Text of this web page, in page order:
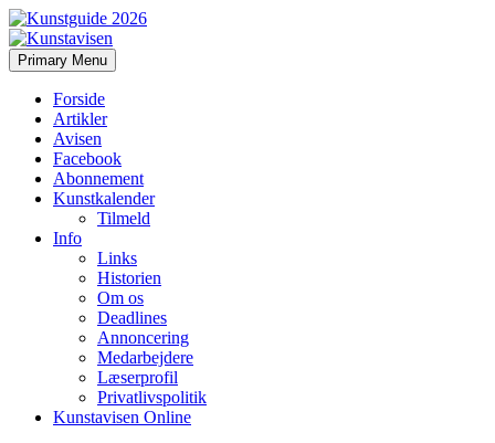
Kunstavisen
Search
Primary Menu Skip
to
Forside
Artikler
Avisen
Facebook
Abonnement
Kunstkalender
Tilmeld
Info
Links
Historien
Om os
Deadlines
Annoncering
Medarbejdere
Læserprofil
Privatlivspolitik
Kunstavisen Online